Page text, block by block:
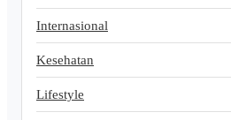
Internasional
Kesehatan
Lifestyle